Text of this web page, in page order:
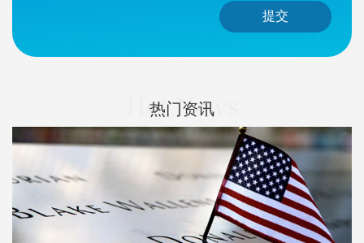
提交
Hot News
热门资讯